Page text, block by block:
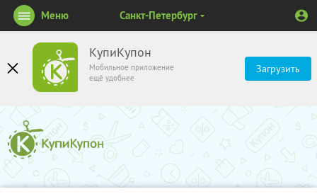
КупиКупон
Мобильное приложение
ещё удобнее
Загрузить
Меню Санкт-Петербург